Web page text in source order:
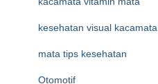
kesehatan visual kacamata
mata tips kesehatan
Otomotif